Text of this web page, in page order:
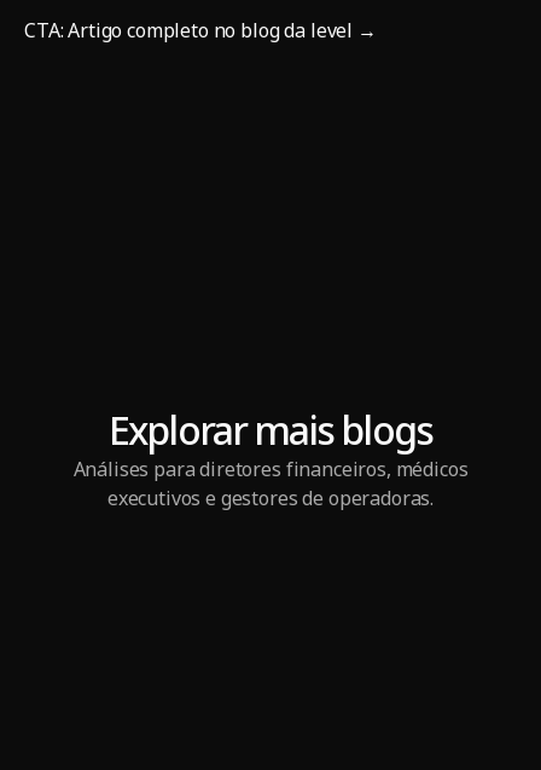
CTA: Artigo completo no blog da level →
Explorar mais blogs
Análises para diretores financeiros, médicos
executivos e gestores de operadoras.